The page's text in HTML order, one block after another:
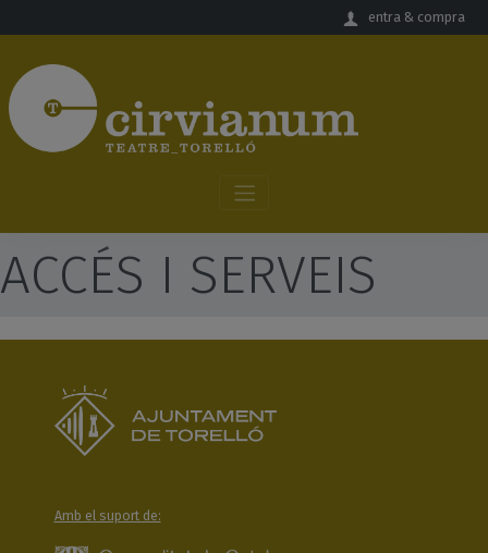
entra & compra
ACCÉS I SERVEIS
Amb el suport de: